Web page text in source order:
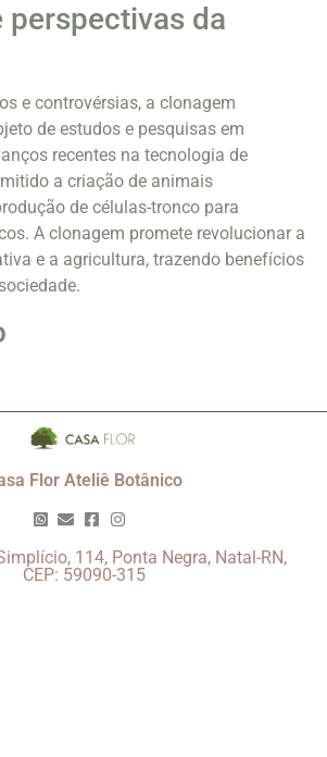
perspectivas da
e controvérsias, a clonagem
de estudos e pesquisas em
recentes na tecnologia de
a criação de animais
de células-tronco para
A clonagem promete revolucionar a
e a agricultura, trazendo benefícios
Flor Ateliê Botânico
114, Ponta Negra, Natal-RN,
CEP: 59090-315